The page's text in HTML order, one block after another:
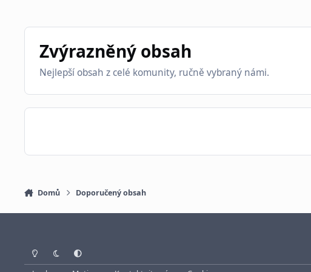
Zvýrazněný obsah
Nejlepší obsah z celé komunity, ručně vybraný námi.
Domů Doporučený obsah
Světlý režimTmavý režimSystémové nastavení